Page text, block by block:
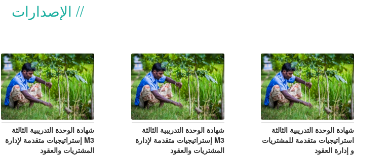
الإصدارات
شهادة الوحدة التدريبية الثالثة
استراتيجيات متقدمة للمشتريات
و إدارة العقود
شهادة الوحدة التدريبية الثالثة
M3 إستراتيجيات متقدمة لإدارة
المشتريات والعقود
شهادة الوحدة التدريبية الثالثة
M3 إستراتيجيات متقدمة لإدارة
المشتريات والعقود